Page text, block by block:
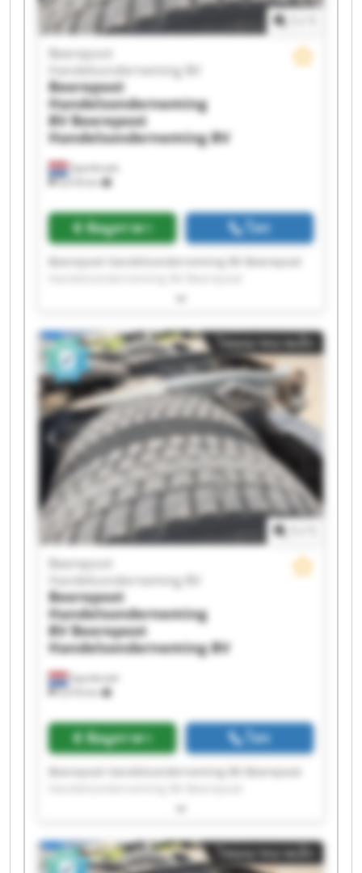
Handelsonderneming BV Beerepoot
Handelsonderneming BV Beerepoot
Handelsonderneming BV Beerepoot
Handelsonderneming BV Beerepoot
Handelsonderneming BV
Spanbroek
9,018 km
Beerepoot
Handelsonderneming BV
Beerepoot
Handelsonderneming
BV Beerepoot
Handelsonderneming BV
ข้อมูลราคา โทร
Beerepoot Handelsonderneming BV Beerepoot
Handelsonderneming BV Beerepoot
Handelsonderneming BV Beerepoot
Handelsonderneming BV Beerepoot
Handelsonderneming BV Beerepoot
Handelsonderneming BV Beerepoot
Handelsonderneming BV Beerepoot
Handelsonderneming BV Beerepoot
Handelsonderneming BV Beerepoot
Handelsonderneming BV Beerepoot
Handelsonderneming BV Beerepoot
Handelsonderneming BV Beerepoot
Handelsonderneming BV Beerepoot
Handelsonderneming BV Beerepoot
Handelsonderneming BV Beerepoot
Handelsonderneming BV Beerepoot
Handelsonderneming BV Beerepoot
Handelsonderneming BV
โฆษณาขนาดเล็ก
Spanbroek
9,018 km
Beerepoot
Handelsonderneming BV
Beerepoot
Handelsonderneming
BV Beerepoot
Handelsonderneming BV
ข้อมูลราคา โทร
Beerepoot Handelsonderneming BV Beerepoot
Handelsonderneming BV Beerepoot
Handelsonderneming BV Beerepoot
Handelsonderneming BV Beerepootโฆษณาขนาดเล็ก